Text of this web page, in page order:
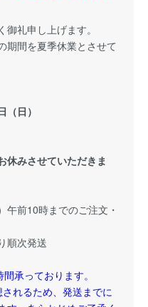
礼申し上げます。
期間を夏季休業とさせて
日）
休みさせていただきま
午前10時までのご注文・
順次発送
承っております。
れるため、発送までに